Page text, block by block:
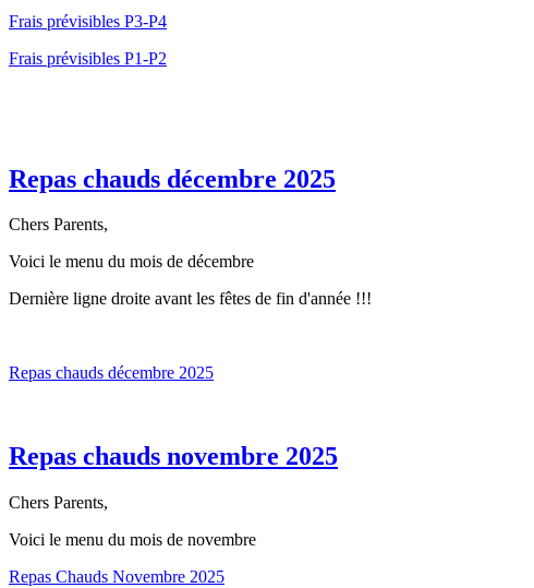
Frais prévisibles P3-P4
Frais prévisibles P1-P2
Repas chauds décembre 2025
Chers Parents,
Voici le menu du mois de décembre
Dernière ligne droite avant les fêtes de fin d'année !!!
Repas chauds décembre 2025
Repas chauds novembre 2025
Chers Parents,
Voici le menu du mois de novembre
Repas Chauds Novembre 2025